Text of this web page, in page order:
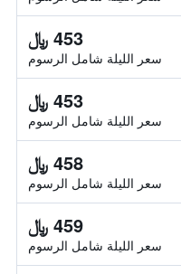
453 ﷼
سعر الليلة شامل الرسوم
453 ﷼
سعر الليلة شامل الرسوم
458 ﷼
سعر الليلة شامل الرسوم
459 ﷼
سعر الليلة شامل الرسوم